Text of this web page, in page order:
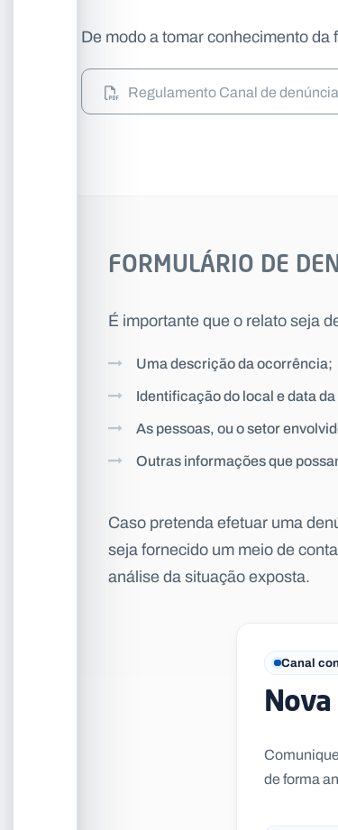
De modo a tomar conhecimento
Regulamento Canal de
FORMULÁRIO DE
É importante que o relato seja
Uma descrição da ocorrência;
Identificação do local e data
As pessoas, ou o setor
Outras informações que
Caso pretenda efetuar uma
seja fornecido um meio de
análise da situação exposta.
Canal
de forma